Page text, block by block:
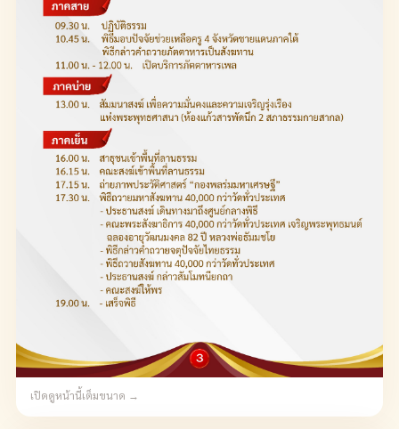
เปิดดูหน้านี้เต็มขนาด →